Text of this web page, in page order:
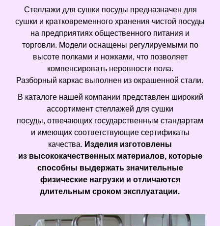
Стеллажи для сушки посуды предназначен для
сушки и кратковременного хранения чистой посуды
на предприятиях общественного питания и
торговли. Модели оснащены регулируемыми по
высоте полками и ножками, что позволяет
компенсировать неровности пола.
Разборный каркас выполнен из окрашенной стали.
В каталоге нашей компании представлен широкий
ассортимент стеллажей для сушки
посуды, отвечающих государственным стандартам
и имеющих соответствующие сертификаты
качества. Изделия изготовлены
из высококачественных материалов, которые
способны выдержать значительные
физические нагрузки и отличаются
длительным сроком эксплуатации.